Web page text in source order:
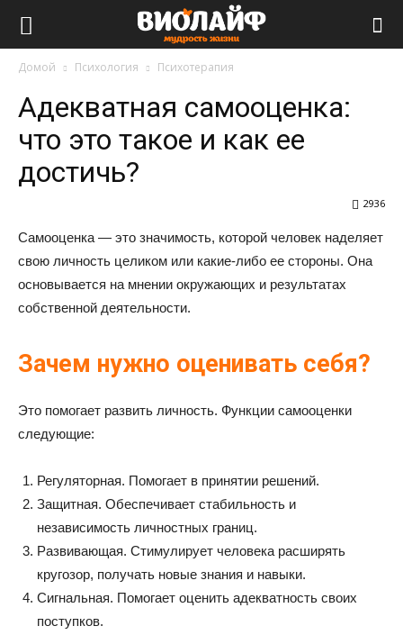
Домой Психология Психотерапия
Адекватная самооценка:
что это такое и как ее
достичь?
2936
Самооценка — это значимость, которой человек наделяет
свою личность целиком или какие-либо ее стороны. Она
основывается на мнении окружающих и результатах
собственной деятельности.
Зачем нужно оценивать себя?
Это помогает развить личность. Функции самооценки
следующие:
Регуляторная. Помогает в принятии решений.
Защитная. Обеспечивает стабильность и
независимость личностных границ.
Развивающая. Стимулирует человека расширять
кругозор, получать новые знания и навыки.
Сигнальная. Помогает оценить адекватность своих
поступков.